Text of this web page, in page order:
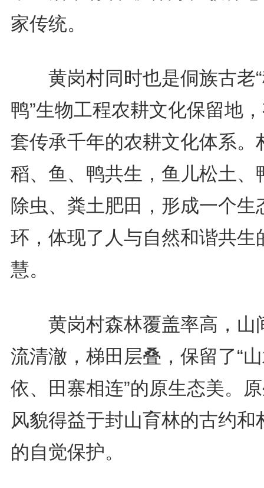
家传统。
黄岗村同时也是侗族古老“
鸭”生物工程农耕文化保留地
套传承千年的农耕文化体系。
稻、鱼、鸭共生，鱼儿松土、
除虫、粪土肥田，形成一个生
环，体现了人与自然和谐共生
慧。
黄岗村森林覆盖率高，山
流清澈，梯田层叠，保留了“
依、田寨相连”的原生态美。
风貌得益于封山育林的古约和
的自觉保护。